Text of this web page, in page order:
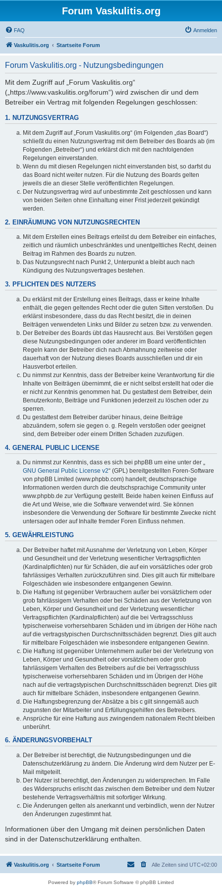
Forum Vaskulitis.org
FAQ Anmelden
Vaskulitis.org Startseite Forum
Forum Vaskulitis.org - Nutzungsbedingungen
Mit dem Zugriff auf „Forum Vaskulitis.org“
(„https://www.vaskulitis.org/forum“) wird zwischen dir und dem
Betreiber ein Vertrag mit folgenden Regelungen geschlossen:
1. NUTZUNGSVERTRAG
Mit dem Zugriff auf „Forum Vaskulitis.org“ (im Folgenden „das Board“)
schließt du einen Nutzungsvertrag mit dem Betreiber des Boards ab (im
Folgenden „Betreiber“) und erklärst dich mit den nachfolgenden
Regelungen einverstanden.
Wenn du mit diesen Regelungen nicht einverstanden bist, so darfst du
das Board nicht weiter nutzen. Für die Nutzung des Boards gelten
jeweils die an dieser Stelle veröffentlichten Regelungen.
Der Nutzungsvertrag wird auf unbestimmte Zeit geschlossen und kann
von beiden Seiten ohne Einhaltung einer Frist jederzeit gekündigt
werden.
2. EINRÄUMUNG VON NUTZUNGSRECHTEN
Mit dem Erstellen eines Beitrags erteilst du dem Betreiber ein einfaches,
zeitlich und räumlich unbeschränktes und unentgeltliches Recht, deinen
Beitrag im Rahmen des Boards zu nutzen.
Das Nutzungsrecht nach Punkt 2, Unterpunkt a bleibt auch nach
Kündigung des Nutzungsvertrages bestehen.
3. PFLICHTEN DES NUTZERS
Du erklärst mit der Erstellung eines Beitrags, dass er keine Inhalte
enthält, die gegen geltendes Recht oder die guten Sitten verstoßen. Du
erklärst insbesondere, dass du das Recht besitzt, die in deinen
Beiträgen verwendeten Links und Bilder zu setzen bzw. zu verwenden.
Der Betreiber des Boards übt das Hausrecht aus. Bei Verstößen gegen
diese Nutzungsbedingungen oder anderer im Board veröffentlichten
Regeln kann der Betreiber dich nach Abmahnung zeitweise oder
dauerhaft von der Nutzung dieses Boards ausschließen und dir ein
Hausverbot erteilen.
Du nimmst zur Kenntnis, dass der Betreiber keine Verantwortung für die
Inhalte von Beiträgen übernimmt, die er nicht selbst erstellt hat oder die
er nicht zur Kenntnis genommen hat. Du gestattest dem Betreiber, dein
Benutzerkonto, Beiträge und Funktionen jederzeit zu löschen oder zu
sperren.
Du gestattest dem Betreiber darüber hinaus, deine Beiträge
abzuändern, sofern sie gegen o. g. Regeln verstoßen oder geeignet
sind, dem Betreiber oder einem Dritten Schaden zuzufügen.
4. GENERAL PUBLIC LICENSE
Du nimmst zur Kenntnis, dass es sich bei phpBB um eine unter der „
GNU General Public License v2“ (GPL) bereitgestellten Foren-Software
von phpBB Limited (www.phpbb.com) handelt; deutschsprachige
Informationen werden durch die deutschsprachige Community unter
www.phpbb.de zur Verfügung gestellt. Beide haben keinen Einfluss auf
die Art und Weise, wie die Software verwendet wird. Sie können
insbesondere die Verwendung der Software für bestimmte Zwecke nicht
untersagen oder auf Inhalte fremder Foren Einfluss nehmen.
5. GEWÄHRLEISTUNG
Der Betreiber haftet mit Ausnahme der Verletzung von Leben, Körper
und Gesundheit und der Verletzung wesentlicher Vertragspflichten
(Kardinalpflichten) nur für Schäden, die auf ein vorsätzliches oder grob
fahrlässiges Verhalten zurückzuführen sind. Dies gilt auch für mittelbare
Folgeschäden wie insbesondere entgangenen Gewinn.
Die Haftung ist gegenüber Verbrauchern außer bei vorsätzlichem oder
grob fahrlässigem Verhalten oder bei Schäden aus der Verletzung von
Leben, Körper und Gesundheit und der Verletzung wesentlicher
Vertragspflichten (Kardinalpflichten) auf die bei Vertragsschluss
typischerweise vorhersehbaren Schäden und im übrigen der Höhe nach
auf die vertragstypischen Durchschnittsschäden begrenzt. Dies gilt auch
für mittelbare Folgeschäden wie insbesondere entgangenen Gewinn.
Die Haftung ist gegenüber Unternehmern außer bei der Verletzung von
Leben, Körper und Gesundheit oder vorsätzlichem oder grob
fahrlässigem Verhalten des Betreibers auf die bei Vertragsschluss
typischerweise vorhersehbaren Schäden und im Übrigen der Höhe
nach auf die vertragstypischen Durchschnittsschäden begrenzt. Dies gilt
auch für mittelbare Schäden, insbesondere entgangenen Gewinn.
Die Haftungsbegrenzung der Absätze a bis c gilt sinngemäß auch
zugunsten der Mitarbeiter und Erfüllungsgehilfen des Betreibers.
Ansprüche für eine Haftung aus zwingendem nationalem Recht bleiben
unberührt.
6. ÄNDERUNGSVORBEHALT
Der Betreiber ist berechtigt, die Nutzungsbedingungen und die
Datenschutzerklärung zu ändern. Die Änderung wird dem Nutzer per E-
Mail mitgeteilt.
Der Nutzer ist berechtigt, den Änderungen zu widersprechen. Im Falle
des Widerspruchs erlischt das zwischen dem Betreiber und dem Nutzer
bestehende Vertragsverhältnis mit sofortiger Wirkung.
Die Änderungen gelten als anerkannt und verbindlich, wenn der Nutzer
den Änderungen zugestimmt hat.
Informationen über den Umgang mit deinen persönlichen Daten
sind in der Datenschutzerklärung enthalten.
Vaskulitis.org Startseite Forum Alle Zeiten sind UTC+02:00
Powered by phpBB® Forum Software © phpBB Limited